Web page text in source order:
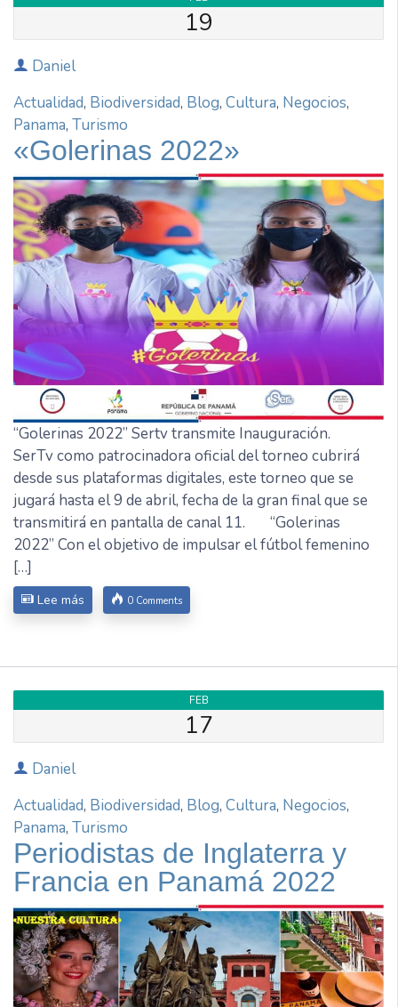
19
Daniel
Actualidad, Biodiversidad, Blog, Cultura, Negocios,
Panama, Turismo
«Golerinas 2022»
“Golerinas 2022” Sertv transmite Inauguración.
SerTv como patrocinadora oficial del torneo cubrirá
desde sus plataformas digitales, este torneo que se
jugará hasta el 9 de abril, fecha de la gran final que se
transmitirá en pantalla de canal 11. “Golerinas
2022” Con el objetivo de impulsar el fútbol femenino
[…]
Lee más 0 Comments
FEB
17
Daniel
Actualidad, Biodiversidad, Blog, Cultura, Negocios,
Panama, Turismo
Periodistas de Inglaterra y
Francia en Panamá 2022